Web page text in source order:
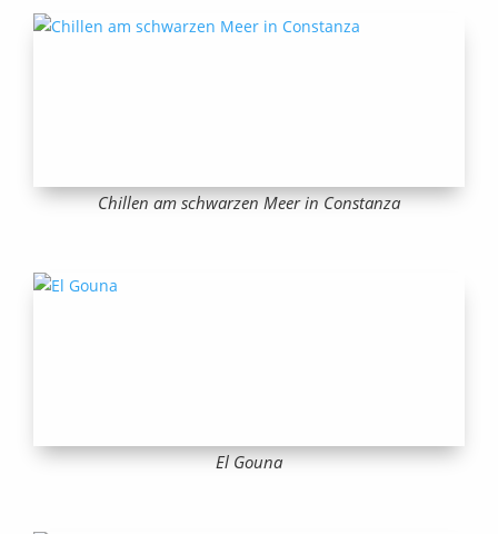
Chillen am schwarzen Meer in Constanza
El Gouna